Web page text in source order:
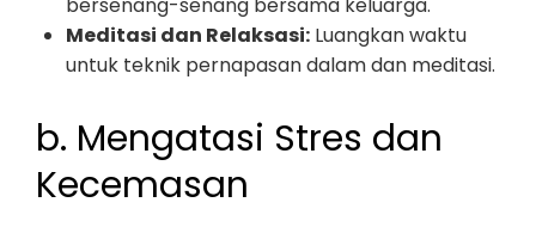
Meditasi dan Relaksasi: Luangkan waktu
untuk teknik pernapasan dalam dan meditasi.
b. Mengatasi Stres dan
Kecemasan